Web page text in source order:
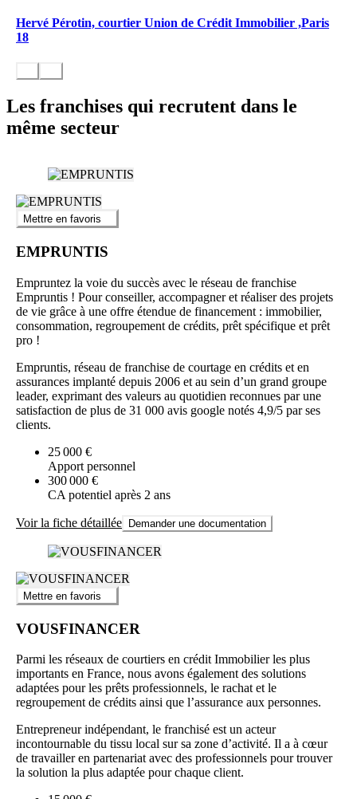
Hervé Pérotin, courtier Union de Crédit Immobilier ,Paris
18
Les franchises qui recrutent dans le
même secteur
Mettre en favoris
EMPRUNTIS
Empruntez la voie du succès avec le réseau de franchise
Empruntis ! Pour conseiller, accompagner et réaliser des projets
de vie grâce à une offre étendue de financement : immobilier,
consommation, regroupement de crédits, prêt spécifique et prêt
pro !
Empruntis, réseau de franchise de courtage en crédits et en
assurances implanté depuis 2006 et au sein d’un grand groupe
leader, exprimant des valeurs au quotidien reconnues par une
satisfaction de plus de 31 000 avis google notés 4,9/5 par ses
clients.
25 000 €
Apport personnel
300 000 €
CA potentiel après 2 ans
Voir la fiche détaillée Demander une documentation
Mettre en favoris
VOUSFINANCER
Parmi les réseaux de courtiers en crédit Immobilier les plus
importants en France, nous avons également des solutions
adaptées pour les prêts professionnels, le rachat et le
regroupement de crédits ainsi que l’assurance aux personnes.
Entrepreneur indépendant, le franchisé est un acteur
incontournable du tissu local sur sa zone d’activité. Il a à cœur
de travailler en partenariat avec des professionnels pour trouver
la solution la plus adaptée pour chaque client.